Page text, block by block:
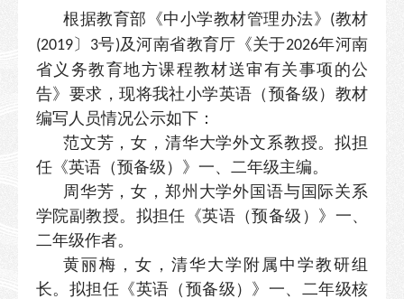
根据教育部《中小学教材管理办法》 (教材
(2019〕 3号)及河南省教育厅《关于2026年河南
省义务教育地方课程教材送审有关事项的公
告》要求，现将我社小学英语（预备级）教材
编写人员情况公示如下：
范文芳，女，清华大学外文系教授。拟担
任《英语（预备级）》一、二年级主编。
周华芳，女，郑州大学外国语与国际关系
学院副教授。拟担任《英语（预备级）》一、
二年级作者。
黄丽梅，女，清华大学附属中学教研组
长。拟担任《英语（预备级）》一、二年级核